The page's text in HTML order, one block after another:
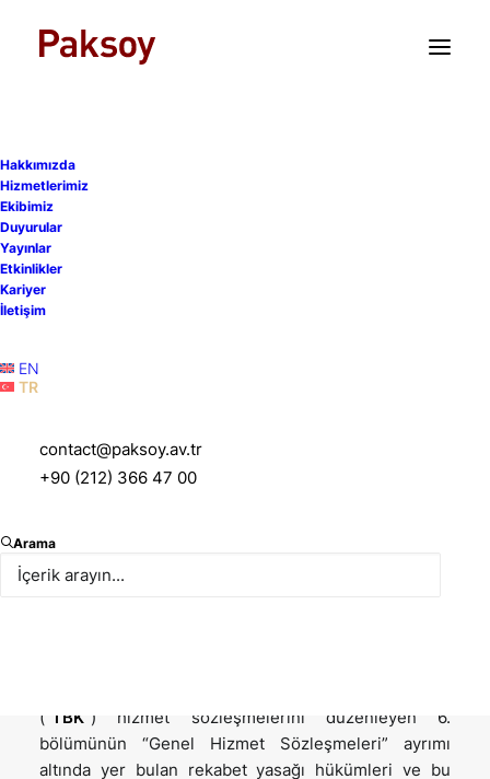
Hakkımızda
Hizmetlerimiz
Ekibimiz
Duyurular
Yayınlar
Etkinlikler
Kariyer
İletişim
EN
TR
contact@paksoy.av.tr
+90 (212) 366 47 00
Arama
Hizmet Sözleşmesinin
Sona Ermesinden Sonra
Konulan Rekabet Yasağı
Kayıtlarının Anayasa’ya
Aykırı Olmadığına Karar
İşverenlerin, rekabet avantajlarını korumak amaçlı ve
hukuki bir tedbir olarak, çalışanları ile sıklıkla hizmet
(“ TBK ”) hizmet sözleşmelerini düzenleyen 6.
bölümünün “Genel Hizmet Sözleşmeleri” ayrımı
altında yer bulan rekabet yasağı hükümleri ve bu